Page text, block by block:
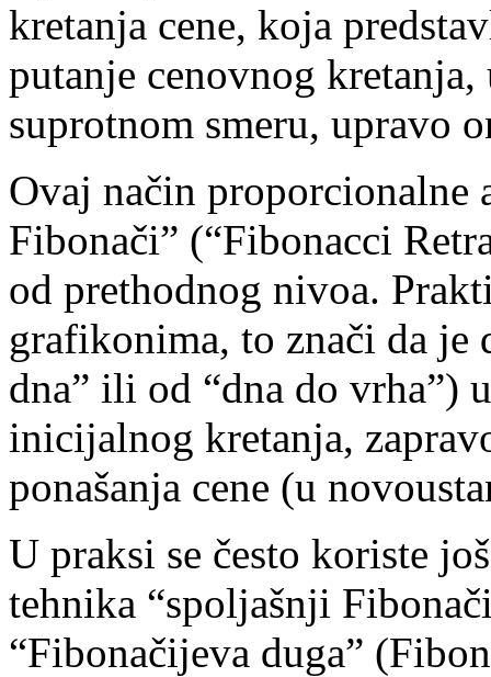
kretanja cene, koja
putanje cenovnog
suprotnom smeru, upravo
Ovaj način proporcionalne
Fibonači” (“Fibonacci
od prethodnog nivoa.
grafikonima, to znači da je
dna” ili od “dna do vrha”)
inicijalnog kretanja,
ponašanja cene (u
U praksi se često koriste
tehnika “spoljašnji
“Fibonačijeva duga”